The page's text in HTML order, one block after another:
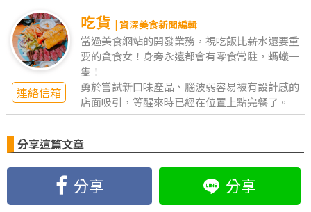
連絡信箱
吃貨 | 資深美食新聞編輯
當過美食網站的開發業務，視吃飯比薪水還要重
要的貪食女！身旁永遠都會有零食常駐，螞蟻一
隻！
勇於嘗試新口味產品、腦波弱容易被有設計感的
店面吸引，等醒來時已經在位置上點完餐了。
分享這篇文章
分享 分享